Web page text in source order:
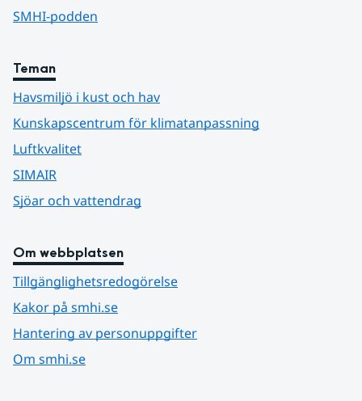
SMHI-podden
Teman
Havsmiljö i kust och hav
Kunskapscentrum för klimatanpassning
Luftkvalitet
SIMAIR
Sjöar och vattendrag
Om webbplatsen
Tillgänglighetsredogörelse
Kakor på smhi.se
Hantering av personuppgifter
Om smhi.se